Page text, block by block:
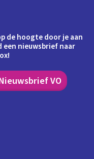
de hoogte door je aan
een nieuwsbrief naar
VO